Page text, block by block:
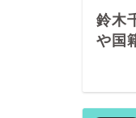
鈴木
や国